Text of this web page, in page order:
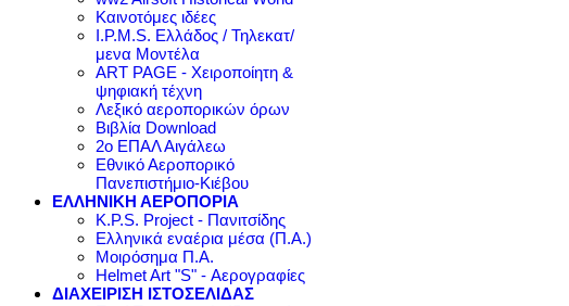
Καινοτόμες ιδέες
I.P.M.S. Ελλάδος / Τηλεκατ/
μενα Μοντέλα
ART PAGE - Χειροποίητη &
ψηφιακή τέχνη
Λεξικό αεροπορικών όρων
Βιβλία Download
2ο ΕΠΑΛ Αιγάλεω
Εθνικό Αεροπορικό
Πανεπιστήμιο-Κιέβου
ΕΛΛΗΝΙΚΗ ΑΕΡΟΠΟΡΙΑ
K.P.S. Project - Πανιτσίδης
Ελληνικά εναέρια μέσα (Π.Α.)
Μοιρόσημα Π.Α.
Helmet Art "S" - Αερογραφίες
ΔΙΑΧΕΙΡΙΣΗ ΙΣΤΟΣΕΛΙΔΑΣ